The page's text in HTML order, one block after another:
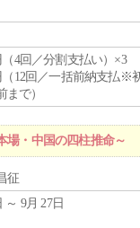
（4回／分割支払い）×3
（12回／一括前納支払※
まで）
・中国の四柱推命～
征
～ 9月 27日